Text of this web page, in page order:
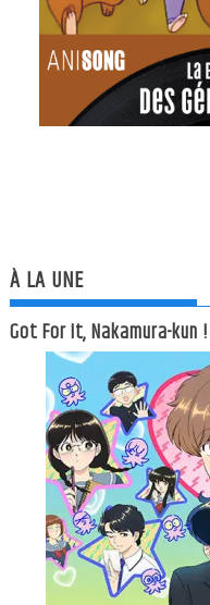
À LA UNE
Got For It, Nakamura-